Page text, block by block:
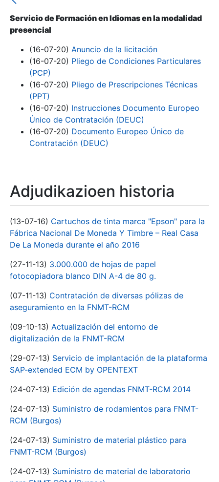
Erakutsi/Ezkutatu
Servicio de Formación en Idiomas en la modalidad
presencial
(16-07-20) Anuncio de la licitación
(16-07-20) Pliego de Condiciones Particulares
(PCP)
(16-07-20) Pliego de Prescripciones Técnicas
(PPT)
(16-07-20) Instrucciones Documento Europeo
Único de Contratación (DEUC)
(16-07-20) Documento Europeo Único de
Contratación (DEUC)
Adjudikazioen historia
(13-07-16) Cartuchos de tinta marca "Epson" para la
Fábrica Nacional De Moneda Y Timbre – Real Casa
De La Moneda durante el año 2016
(27-11-13) 3.000.000 de hojas de papel
fotocopiadora blanco DIN A-4 de 80 g.
(07-11-13) Contratación de diversas pólizas de
aseguramiento en la FNMT-RCM
(09-10-13) Actualización del entorno de
digitalización de la FNMT-RCM
(29-07-13) Servicio de implantación de la plataforma
SAP-extended ECM by OPENTEXT
(24-07-13) Edición de agendas FNMT-RCM 2014
(24-07-13) Suministro de rodamientos para FNMT-
RCM (Burgos)
(24-07-13) Suministro de material plástico para
FNMT-RCM (Burgos)
(24-07-13) Suministro de material de laboratorio